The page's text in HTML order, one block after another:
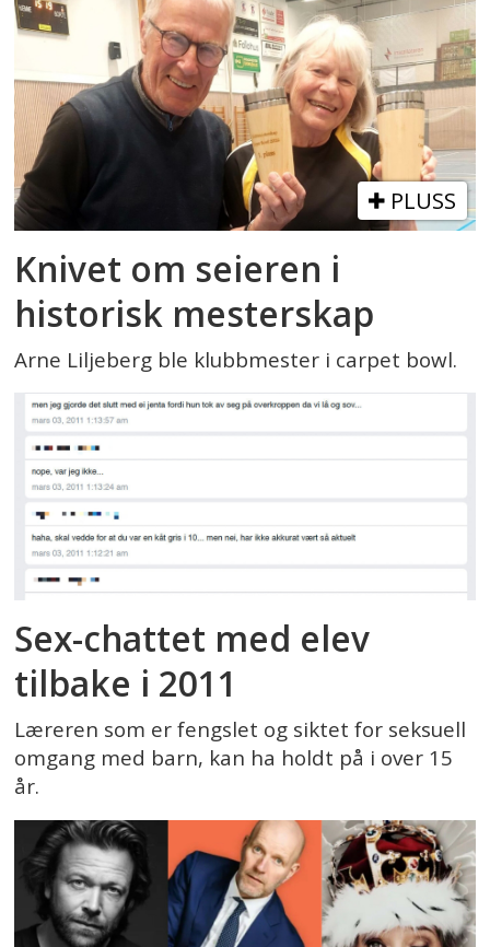
PLUSS
Knivet om seieren i
historisk mesterskap
Arne Liljeberg ble klubbmester i carpet bowl.
Sex-chattet med elev
tilbake i 2011
Læreren som er fengslet og siktet for seksuell
omgang med barn, kan ha holdt på i over 15
år.